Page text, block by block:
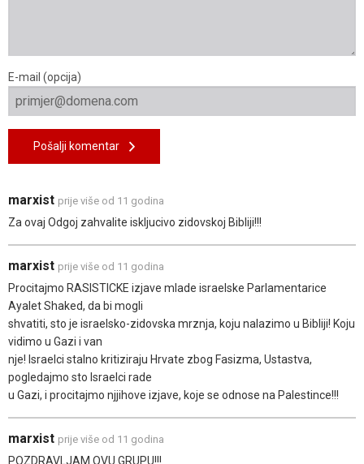
E-mail (opcija)
Pošalji komentar
marxist prije više od 11 godina
Za ovaj Odgoj zahvalite iskljucivo zidovskoj Bibliji!!!
marxist prije više od 11 godina
Procitajmo RASISTICKE izjave mlade israelske Parlamentarice
Ayalet Shaked, da bi mogli
shvatiti, sto je israelsko-zidovska mrznja, koju nalazimo u Bibliji! Koju
vidimo u Gazi i van
nje! Israelci stalno kritiziraju Hrvate zbog Fasizma, Ustastva,
pogledajmo sto Israelci rade
u Gazi, i procitajmo njjihove izjave, koje se odnose na Palestince!!!
marxist prije više od 11 godina
POZDRAVLJAM OVU GRUPU!!!